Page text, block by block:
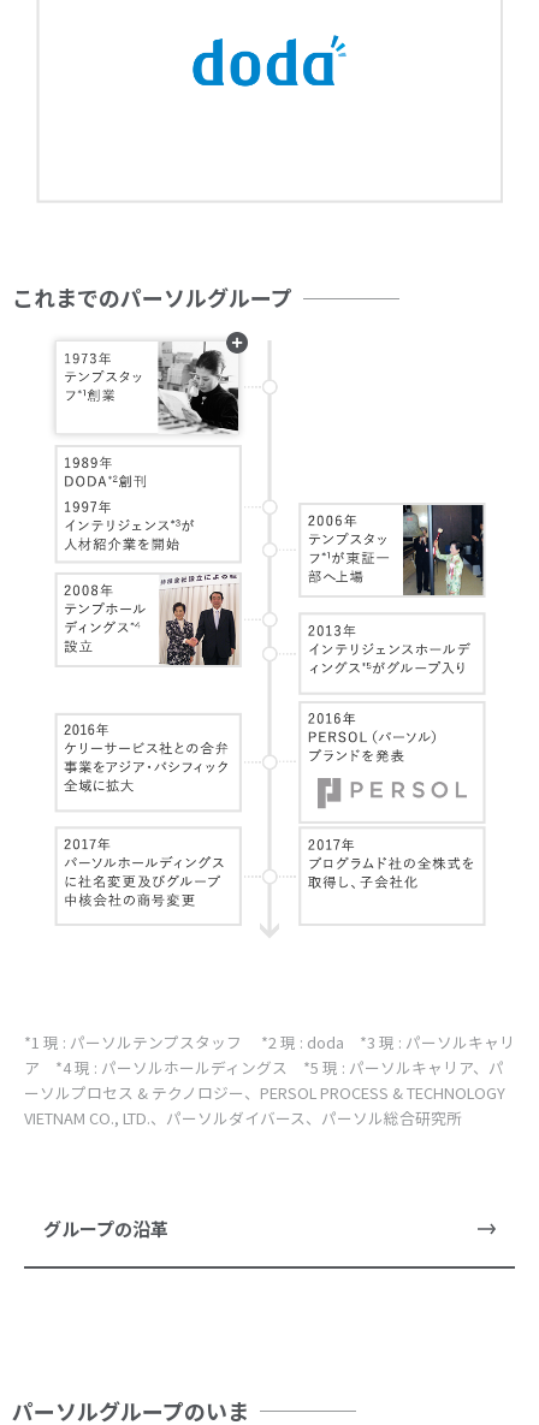
これまでのパーソルグループ
*1 現 : パーソルテンプスタッフ *2 現 : doda *3 現 : パーソルキャリ
ア *4 現 : パーソルホールディングス *5 現 : パーソルキャリア、パ
ーソルプロセス & テクノロジー、PERSOL PROCESS & TECHNOLOGY
VIETNAM CO., LTD.、パーソルダイバース、パーソル総合研究所
グループの沿革
パーソルグループのいま